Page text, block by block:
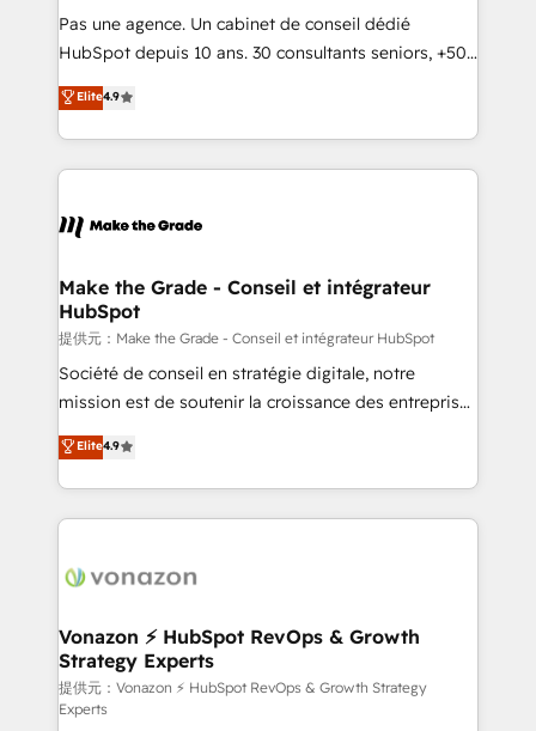
Canada, Germany, France, Belgium, Singapore, and
South Africa. Certified compliant with ISO/IEC
international offices and 175+ employees.
Pas une agence. Un cabinet de conseil dédié
HubSpot depuis 10 ans. 30 consultants seniors, +500
clients, un ROI mesurable. Notre mission : faire de
HubSpot un vrai levier de performance pour votre
organisation. Cela passe par la compréhension de
vos processus, la fiabilisation de vos données et
la plateforme. Nos domaines d'intervention : -
& reprise de données - Stratégie RevOps &
alignement Marketing / Sales - Data, reporting &
tableaux de bord - Onboarding, audit &
optimisation - Intégrations métiers (ERP, téléphonie,
e-commerce) - Formation & accompagnement au
et grandes entreprises en France et à l'international,
dans des secteurs variés : SaaS, immobilier,
Elite4.9
Make the Grade - Conseil et intégrateur
HubSpot
提供元：Make the Grade - Conseil et intégrateur HubSpot
Société de conseil en stratégie digitale, notre
mission est de soutenir la croissance des entreprises
B2B à travers l’acquisition de nouveaux clients,
l'intégration CRM et le développement des revenus
auprès de vos comptes existants. En France et à
l'international, nous travaillons avec des ETI
delà d’une simple transformation digitale et des
➤ L’intégration de CRM et de méthodologie RevOps
pour aligner les équipes marketing, commerciales et
support client (data migration, synchronisation API,
audit et maintenance) ➤ La création de sites internet
Elite4.9
Vonazon ⚡ HubSpot RevOps & Growth
Strategy Experts
提供元：Vonazon ⚡ HubSpot RevOps & Growth Strategy
Experts